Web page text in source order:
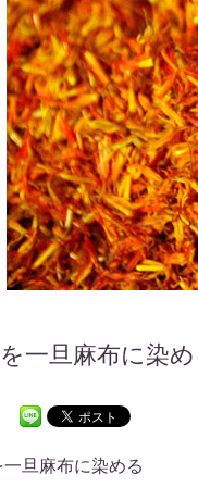
一旦麻布に染
旦麻布に染める